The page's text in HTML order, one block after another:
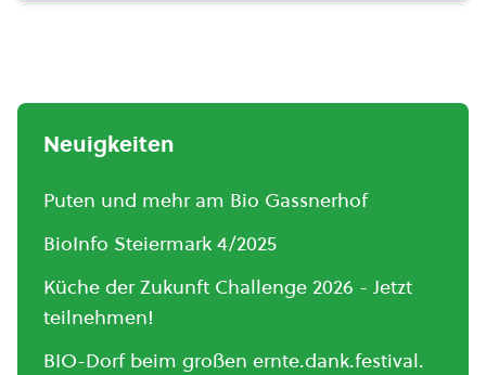
Neuigkeiten
Puten und mehr am Bio Gassnerhof
BioInfo Steiermark 4/2025
Küche der Zukunft Challenge 2026 - Jetzt
teilnehmen!
BIO-Dorf beim großen ernte.dank.festival.